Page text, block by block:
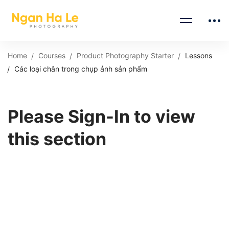
Home Courses Product Photography Starter
Lessons
Các loại chân trong chụp ảnh sản phẩm
Please Sign-In to view
this section